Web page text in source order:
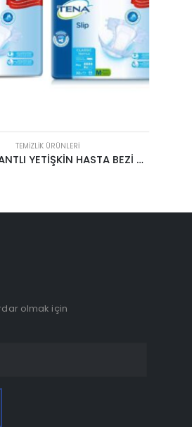
TEMIZLIK ÜRÜNLERI
TENA BELBANTLI YETİŞKİN HASTA BEZİ 30’LUK
olmak için